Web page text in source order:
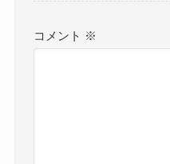
コメント ※